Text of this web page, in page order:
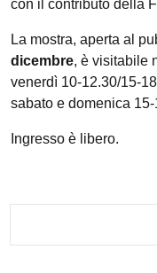
con il contributo della
La mostra, aperta al
dicembre, è visitabile
venerdì 10-12.30/15-
sabato e domenica 15-
Ingresso è libero.